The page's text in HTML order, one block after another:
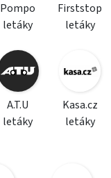
Pompo
letáky
Firststop
letáky
A.T.U
letáky
Kasa.cz
letáky